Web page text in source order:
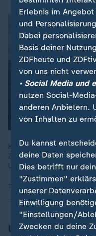
Kurz vor Weihnachten
Ziel von russischen
Ukraine 650 Drohnen von
Ukrainisches
Erlebnis im
und
Dabei
Basis deiner
ZDFheute und
von uns nicht
• Social Media und
nutzen Social-
anderen Anbietern.
von Inhalten zu
Du kannst
deine Daten
Dies betrifft nur
"Zustimmen"
unserer
Einwilligung
"Einstellungen/
Zwecken du deine